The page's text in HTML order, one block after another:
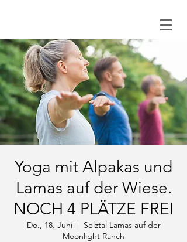
Yoga mit Alpakas und
Lamas auf der Wiese.
NOCH 4 PLÄTZE FREI
Do., 18. Juni
  |
Selztal Lamas auf der
Moonlight Ranch